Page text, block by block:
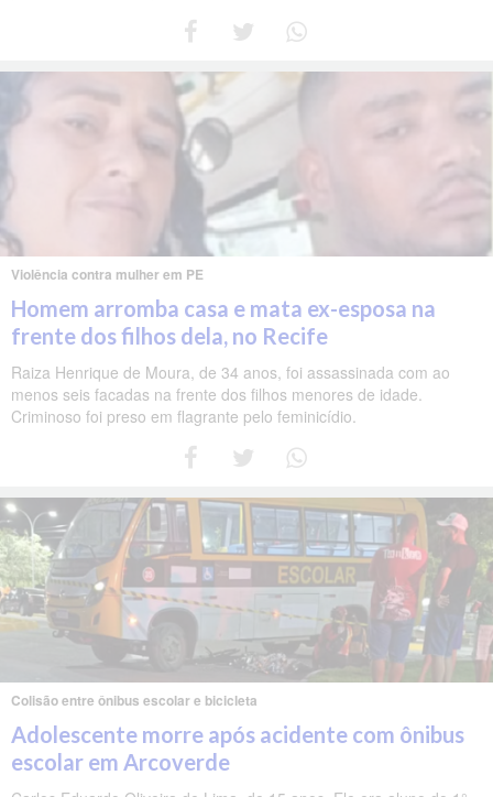
Violência contra mulher em PE
Homem arromba casa e mata ex-esposa na
frente dos filhos dela, no Recife
Raiza Henrique de Moura, de 34 anos, foi assassinada com ao
menos seis facadas na frente dos filhos menores de idade.
Criminoso foi preso em flagrante pelo feminicídio.
Colisão entre ônibus escolar e bicicleta
Adolescente morre após acidente com ônibus
escolar em Arcoverde